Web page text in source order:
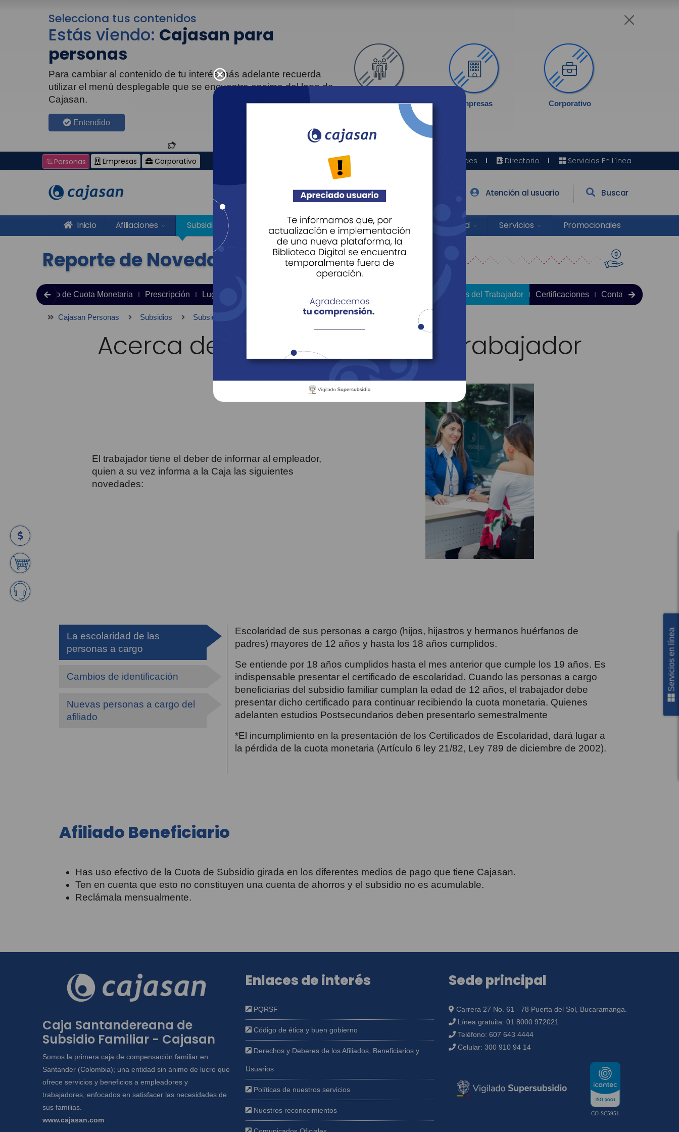
Selecciona tus contenidos
Estás viendo: Cajasan para
personas
Para cambiar al contenido de tu interés más adelante recuerda
utilizar el menú desplegable que se encuentra encima del logo de
Cajasan.
Entendido
Personas Empresas Corporativo
Personas Empresas Corporativo Sedes Directorio Servicios En Línea
Agéndate Atención al usuario Buscar
Inicio Afiliaciones Subsidios Recreación Educación Cultura Salud Servicios Promocionales
Reporte de Novedades del Trabajador
del Subsidio de Cuota Monetaria Prescripción Lugares para Reclamar Reporte de Novedades del Trabajador Certificaciones Contacto
Cajasan Personas Subsidios Subsidio de Cuota Monetaria Reporte de Novedades del Trabajador
Acerca de las novedades del trabajador
El trabajador tiene el deber de informar al empleador,
quien a su vez informa a la Caja las siguientes
novedades:
La escolaridad de las
personas a cargo
Cambios de identificación
Nuevas personas a cargo del
afiliado
Escolaridad de sus personas a cargo (hijos, hijastros y hermanos huérfanos de
padres) mayores de 12 años y hasta los 18 años cumplidos.
Se entiende por 18 años cumplidos hasta el mes anterior que cumple los 19 años. Es
indispensable presentar el certificado de escolaridad. Cuando las personas a cargo
beneficiarias del subsidio familiar cumplan la edad de 12 años, el trabajador debe
presentar dicho certificado para continuar recibiendo la cuota monetaria. Quienes
adelanten estudios Postsecundarios deben presentarlo semestralmente
*El incumplimiento en la presentación de los Certificados de Escolaridad, dará lugar a
la pérdida de la cuota monetaria (Artículo 6 ley 21/82, Ley 789 de diciembre de 2002).
Afiliado Beneficiario
Has uso efectivo de la Cuota de Subsidio girada en los diferentes medios de pago que tiene Cajasan.
Ten en cuenta que esto no constituyen una cuenta de ahorros y el subsidio no es acumulable.
Reclámala mensualmente.
Caja Santandereana de
Subsidio Familiar - Cajasan
Somos la primera caja de compensación familiar en
Santander (Colombia); una entidad sin ánimo de lucro que
ofrece servicios y beneficios a empleadores y
trabajadores, enfocados en satisfacer las necesidades de
sus familias.
www.cajasan.com
Enlaces de interés
PQRSF
Código de ética y buen gobierno
Derechos y Deberes de los Afiliados, Beneficiarios y
Usuarios
Políticas de nuestros servicios
Nuestros reconocimientos
Sede principal
Carrera 27 No. 61 - 78 Puerta del Sol, Bucaramanga.
Línea gratuita: 01 8000 972021
Teléfono: 607 643 4444
Celular: 300 910 94 14
CO-SC5951
Servicios en línea